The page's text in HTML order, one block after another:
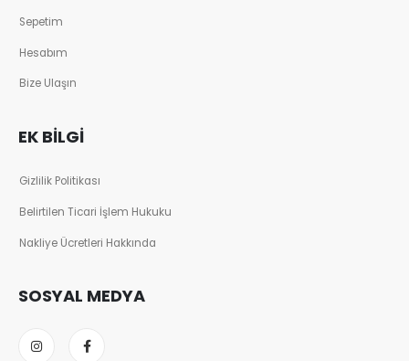
Sepetim
Hesabım
Bize Ulaşın
EK BILGI
Gizlilik Politikası
Belirtilen Ticari İşlem Hukuku
Nakliye Ücretleri Hakkında
SOSYAL MEDYA